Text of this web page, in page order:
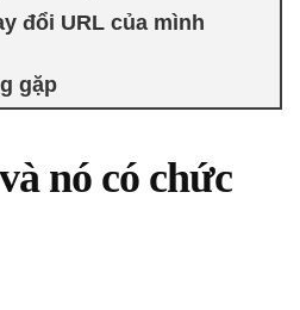
đổi URL của mình
gặp
nó có chức